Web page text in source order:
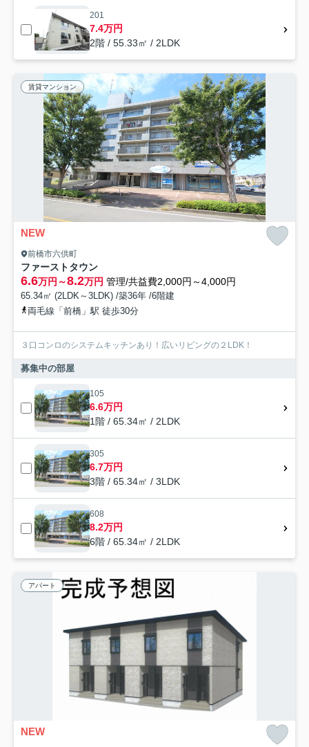
201
7.4万円
2階 / 55.33㎡ / 2LDK
賃貸マンション
NEW
前橋市六供町
ファーストタウン
6.6万円～8.2万円 管理/共益費2,000円～4,000円
65.34㎡ (2LDK～3LDK) /築36年 /6階建
両毛線「前橋」駅 徒歩30分
３口コンロのシステムキッチンあり！広いリビングの２LDK！
募集中の部屋
105
6.6万円
1階 / 65.34㎡ / 2LDK
305
6.7万円
3階 / 65.34㎡ / 3LDK
608
8.2万円
6階 / 65.34㎡ / 2LDK
アパート
NEW